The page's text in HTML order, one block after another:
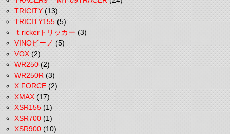
TRICITY(13)
TRICITY155(5)
ｔrickerトリッカー(3)
VINOビーノ(5)
VOX(2)
WR250(2)
WR250R(3)
X FORCE(2)
XMAX(17)
XSR155(1)
XSR700(1)
XSR900(10)